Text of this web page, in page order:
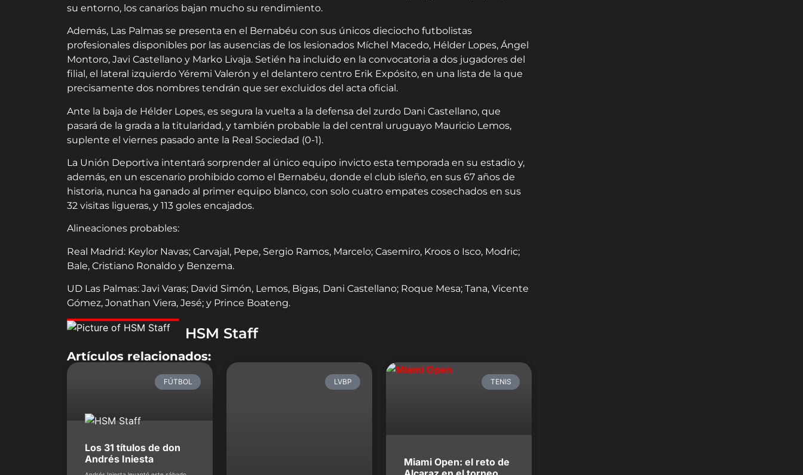
su entorno, los canarios bajan mucho su rendimiento.
Además, Las Palmas se presenta en el Bernabéu con sus únicos dieciocho futbolistas
profesionales disponibles por las ausencias de los lesionados Míchel Macedo, Hélder Lopes, Ángel
Montoro, Javi Castellano y Marko Livaja. Setién ha incluido en la convocatoria a dos jugadores del
filial, el lateral izquierdo Yéremi Valerón y el delantero centro Erik Expósito, en una lista de la que
precisamente dos nombres tendrán que ser excluidos del acta oficial.
Ante la baja de Hélder Lopes, es segura la vuelta a la defensa del zurdo Dani Castellano, que
pasará de la grada a la titularidad, y también probable la del central uruguayo Mauricio Lemos,
suplente el viernes pasado ante la Real Sociedad (0-1).
La Unión Deportiva intentará sorprender al único equipo invicto esta temporada en su estadio y,
además, en un escenario prohibido como el Bernabéu, donde el club isleño, en sus 67 años de
historia, nunca ha ganado al primer equipo blanco, con solo cuatro empates cosechados en sus
32 visitas ligueras, y 113 goles encajados.
Alineaciones probables:
Real Madrid: Keylor Navas; Carvajal, Pepe, Sergio Ramos, Marcelo; Casemiro, Kroos o Isco, Modric;
Bale, Cristiano Ronaldo y Benzema.
UD Las Palmas: Javi Varas; David Simón, Lemos, Bigas, Dani Castellano; Roque Mesa; Tana, Vicente
Gómez, Jonathan Viera, Jesé; y Prince Boateng.
HSM Staff
Artículos relacionados:
FÚTBOL
Los 31 títulos de don
Andrés Iniesta
LVBP TENIS
Miami Open: el reto de